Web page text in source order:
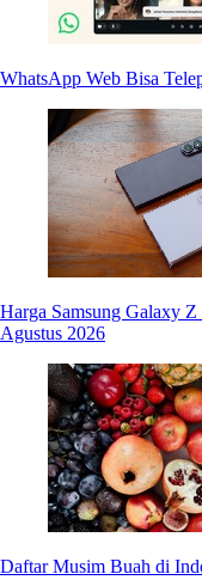
WhatsApp Web Bisa
Harga Samsung Galaxy
Agustus 2026
Daftar Musim Buah di